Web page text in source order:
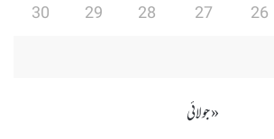
26
27
28
29
30
« جولائی